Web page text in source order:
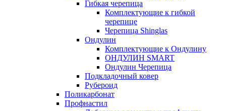
Гибкая черепица
Комплектующие к гибкой
черепице
Черепица Shinglas
Ондулин
Комплектующие к Ондулину
ОНДУЛИН SMART
Ондулин Черепица
Подкладочный ковер
Рубероид
Поликарбонат
Профнастил